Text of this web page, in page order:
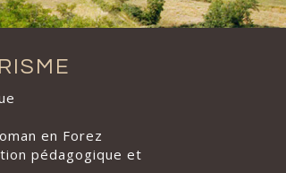
en Forez
pédagogique et